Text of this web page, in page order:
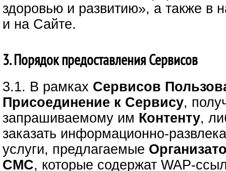
здоровью и развитию», а также в
и на Сайте.
3. Порядок предоставления Сервисов
3.1. В рамках Сервисов
Присоединение к Сервису,
запрашиваемому им Контенту,
заказать информационно-
услуги, предлагаемые
СМС, которые содержат WAP-